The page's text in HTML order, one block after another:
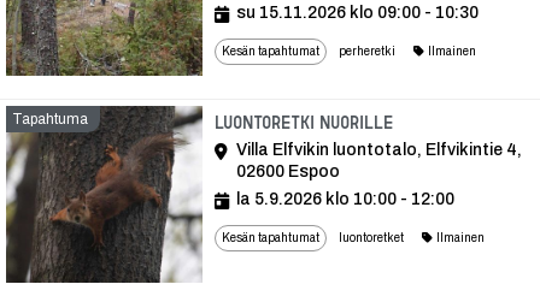
su 15.11.2026 klo 09:00 - 10:30
Kesän tapahtumat perheretki Ilmainen
Tapahtuma Luontoretki nuorilleTapahtuma
Villa Elfvikin luontotalo, Elfvikintie 4,
02600 Espoo
la 5.9.2026 klo 10:00 - 12:00
Kesän tapahtumat luontoretket Ilmainen